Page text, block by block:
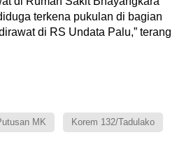
terkena pukulan di bagian
di RS Undata Palu,” terang
MK Korem 132/Tadulako